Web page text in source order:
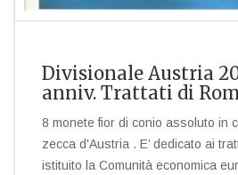
Divisionale Austria
anniv. Trattati di
8 monete fior di conio assoluto in
zecca d'Austria . E’ dedicato ai
istituito la Comunità economica